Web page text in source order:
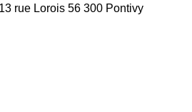
rue Lorois 56 300 Pontivy